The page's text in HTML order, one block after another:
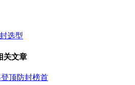
选型
关文章